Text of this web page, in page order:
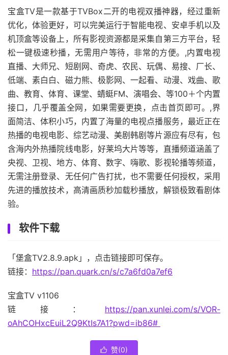
宝盒TV是一款基于TVBox二开的电视双播神器，经过重新
优化，体验更好，可以完美运行于智能电视、安卓手机以及
机顶盒等设备上，所有影视资源都是采集自第三方平台，轻
松一键极速秒播，无需用户等待，非常的方便。,内置电视
直播、大师兄、短剧网、奇虎、农民、玩偶、易搜、厂长、
低端、素白白、磁力熊、极影网、一起看、动漫、戏曲、歌
曲、教育、体育、课堂、蜻蜓FM、演唱会、等100＋个内置
接口，几乎覆盖全网，如果需要更换，点击首页即可。,界
面简洁、体积小巧，内置了海量的电视点播服务，最近正在
热播的电视电影、综艺动漫、美剧韩剧等片源应有尽有，包
含海内外热播院线电影，好莱坞大片等等，直播频道涵盖了
央视、卫视、地方、体育、数字、嗨歌、影视轮播等频道，
无需注册登录、无任何广告打扰，也不需要任何授权，采用
先进的播放技术，高清画质秒加载秒播放，解锁极致看剧体
验。
软件下载
「堡盒TV2.8.9.apk」，点击链接即可保存。
链接： https://pan.quark.cn/s/c7a6fd0a7ef6
宝盒TV v1106
链接： https://pan.xunlei.com/s/VOR-
oAhCOHxcEuiL2Q9KtIs7A1?pwd=ib86#
 赞(0)